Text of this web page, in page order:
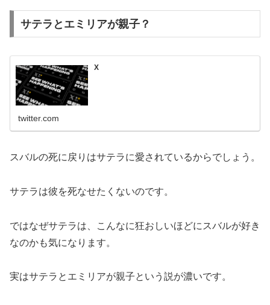
サテラとエミリアが親子？
X
twitter.com
スバルの死に戻りはサテラに愛されているからでしょう。
サテラは彼を死なせたくないのです。
ではなぜサテラは、こんなに狂おしいほどにスバルが好き
なのかも気になります。
実はサテラとエミリアが親子という説が濃いです。